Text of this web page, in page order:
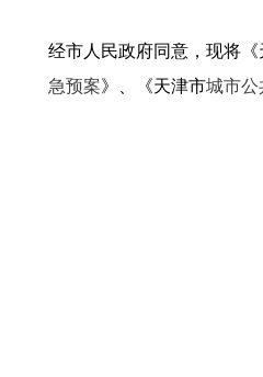
经市人民政府同意，现将
急预案》、《天津市城市公